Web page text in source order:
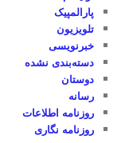
پارالمپیک
تلویزیون
خبرنویسی
دسته‌بندی نشده
دوستان
رسانه
روزنامه اطلاعات
روزنامه نگاری